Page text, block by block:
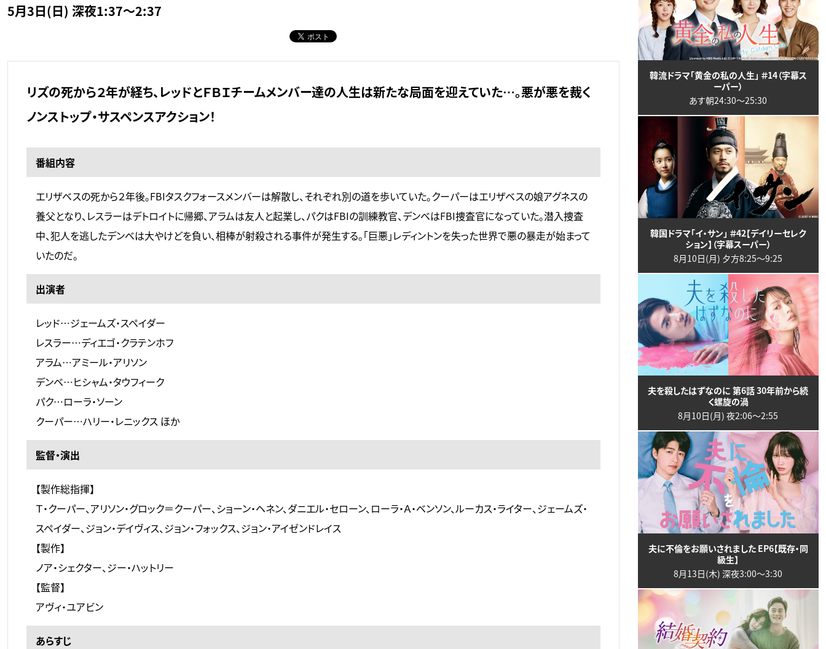
5月3日(日) 深夜1:37～2:37
リズの死から２年が経ち、レッドとＦＢＩチームメンバー達の人生は新たな局面を迎えていた…。悪が悪を裁く
ノンストップ・サスペンスアクション！
番組内容
エリザベスの死から２年後。FBIタスクフォースメンバーは解散し、それぞれ別の道を歩いていた。クーパーはエリザベスの娘アグネスの
養父となり、レスラーはデトロイトに帰郷、アラムは友人と起業し、パクはFBIの訓練教官、デンベはFBI捜査官になっていた。潜入捜査
中、犯人を逃したデンベは大やけどを負い、相棒が射殺される事件が発生する。「巨悪」レディントンを失った世界で悪の暴走が始まって
いたのだ。
出演者
レッド…ジェームズ・スペイダー
レスラー…ディエゴ・クラテンホフ
アラム…アミール・アリソン
デンベ…ヒシャム・タウフィーク
パク…ローラ・ソーン
クーパー…ハリー・レニックス ほか
監督・演出
【製作総指揮】
Ｔ・クーパー、アリソン・グロック＝クーパー、ショーン・ヘネン、ダニエル・セローン、ローラ・Ａ・ベンソン、ルーカス・ライター、ジェームズ・
スペイダー、ジョン・デイヴィス、ジョン・フォックス、ジョン・アイゼンドレイス
【製作】
ノア・シェクター、ジー・ハットリー
【監督】
アヴィ・ユアビン
あらすじ
韓流ドラマ「黄金の私の人生」 ＃14（字幕ス
ーパー）
あす朝24:30〜25:30
韓国ドラマ「イ・サン」 ＃42【デイリーセレク
ション】（字幕スーパー）
8月10日(月) 夕方8:25〜9:25
夫を殺したはずなのに 第6話 30年前から続
く螺旋の渦
8月10日(月) 夜2:06〜2:55
夫に不倫をお願いされました EP6【既存・同
級生】
8月13日(木) 深夜3:00〜3:30